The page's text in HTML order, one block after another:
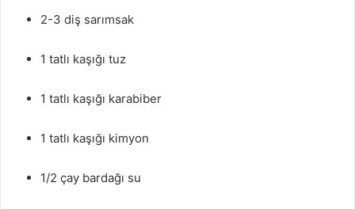
2-3 diş sarımsak
1 tatlı kaşığı tuz
1 tatlı kaşığı karabiber
1 tatlı kaşığı kimyon
1/2 çay bardağı su